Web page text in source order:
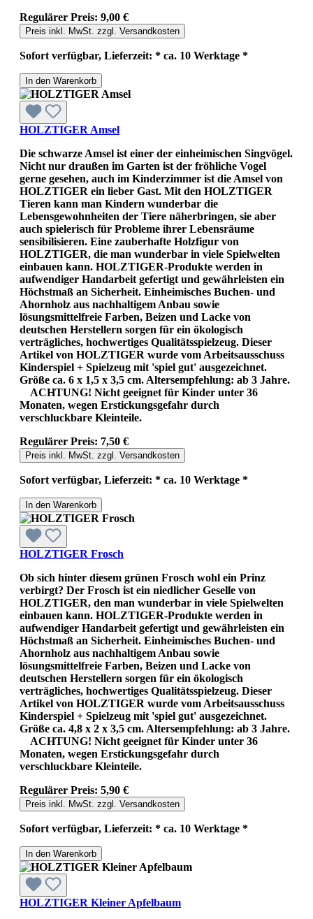
Regulärer Preis: 9,00 €
Preis inkl. MwSt. zzgl. Versandkosten
Sofort verfügbar, Lieferzeit: * ca. 10 Werktage *
In den Warenkorb
HOLZTIGER Amsel
Die schwarze Amsel ist einer der einheimischen Singvögel.
Nicht nur draußen im Garten ist der fröhliche Vogel
gerne gesehen, auch im Kinderzimmer ist die Amsel von
HOLZTIGER ein lieber Gast. Mit den HOLZTIGER
Tieren kann man Kindern wunderbar die
Lebensgewohnheiten der Tiere näherbringen, sie aber
auch spielerisch für Probleme ihrer Lebensräume
sensibilisieren. Eine zauberhafte Holzfigur von
HOLZTIGER, die man wunderbar in viele Spielwelten
einbauen kann. HOLZTIGER-Produkte werden in
aufwendiger Handarbeit gefertigt und gewährleisten ein
Höchstmaß an Sicherheit. Einheimisches Buchen- und
Ahornholz aus nachhaltigem Anbau sowie
lösungsmittelfreie Farben, Beizen und Lacke von
deutschen Herstellern sorgen für ein ökologisch
verträgliches, hochwertiges Qualitätsspielzeug. Dieser
Artikel von HOLZTIGER wurde vom Arbeitsausschuss
Kinderspiel + Spielzeug mit 'spiel gut' ausgezeichnet.
Größe ca. 6 x 1,5 x 3,5 cm. Altersempfehlung: ab 3 Jahre.
ACHTUNG! Nicht geeignet für Kinder unter 36
Monaten, wegen Erstickungsgefahr durch
verschluckbare Kleinteile.
Regulärer Preis: 7,50 €
Preis inkl. MwSt. zzgl. Versandkosten
Sofort verfügbar, Lieferzeit: * ca. 10 Werktage *
In den Warenkorb
HOLZTIGER Frosch
Ob sich hinter diesem grünen Frosch wohl ein Prinz
verbirgt? Der Frosch ist ein niedlicher Geselle von
HOLZTIGER, den man wunderbar in viele Spielwelten
einbauen kann. HOLZTIGER-Produkte werden in
aufwendiger Handarbeit gefertigt und gewährleisten ein
Höchstmaß an Sicherheit. Einheimisches Buchen- und
Ahornholz aus nachhaltigem Anbau sowie
lösungsmittelfreie Farben, Beizen und Lacke von
deutschen Herstellern sorgen für ein ökologisch
verträgliches, hochwertiges Qualitätsspielzeug. Dieser
Artikel von HOLZTIGER wurde vom Arbeitsausschuss
Kinderspiel + Spielzeug mit 'spiel gut' ausgezeichnet.
Größe ca. 4,8 x 2 x 3,5 cm. Altersempfehlung: ab 3 Jahre.
ACHTUNG! Nicht geeignet für Kinder unter 36
Monaten, wegen Erstickungsgefahr durch
verschluckbare Kleinteile.
Regulärer Preis: 5,90 €
Preis inkl. MwSt. zzgl. Versandkosten
Sofort verfügbar, Lieferzeit: * ca. 10 Werktage *
In den Warenkorb
HOLZTIGER Kleiner Apfelbaum